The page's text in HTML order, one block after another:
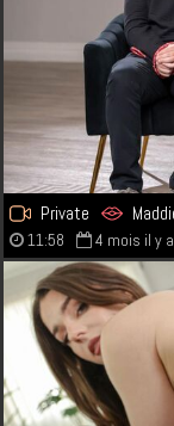
Private
11:58 4 mois il y a